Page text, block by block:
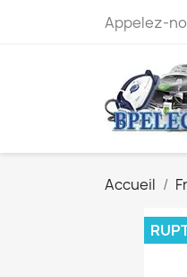
Appelez-
Accueil